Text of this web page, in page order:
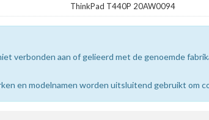
ThinkPad T440P 20AW0094
verbonden aan of gelieerd met de genoemde
en modelnamen worden uitsluitend gebruikt om